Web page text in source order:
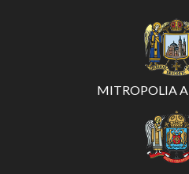
MITROPOLIA